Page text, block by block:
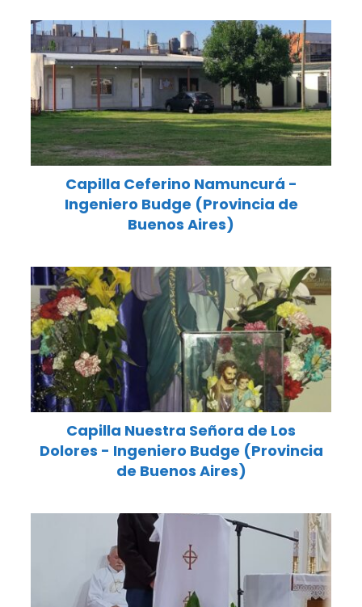
Capilla Ceferino Namuncurá -
Ingeniero Budge (Provincia de
Buenos Aires)
Capilla Nuestra Señora de Los
Dolores - Ingeniero Budge (Provincia
de Buenos Aires)